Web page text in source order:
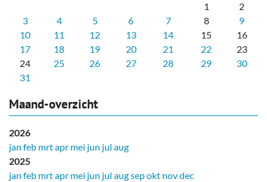
1
2
3
4 5 6 7 8
9
10
11 12 13 14 15
16
17
18 19 20 21 22
23
24
25 26 27 28 29
30
31
Maand-overzicht
2026
jan feb mrtapr mei jun jul aug
2025
jan feb mrtapr mei jun jul augsepokt novdec